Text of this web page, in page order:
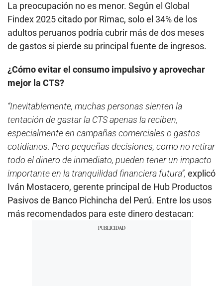
La preocupación no es menor. Según el Global
Findex 2025 citado por Rimac, solo el 34% de los
adultos peruanos podría cubrir más de dos meses
de gastos si pierde su principal fuente de ingresos.
¿Cómo evitar el consumo impulsivo y aprovechar
mejor la CTS?
“Inevitablemente, muchas personas sienten la
tentación de gastar la CTS apenas la reciben,
especialmente en campañas comerciales o gastos
cotidianos. Pero pequeñas decisiones, como no retirar
todo el dinero de inmediato, pueden tener un impacto
importante en la tranquilidad financiera futura”, explicó
Iván Mostacero, gerente principal de Hub Productos
Pasivos de Banco Pichincha del Perú. Entre los usos
más recomendados para este dinero destacan: